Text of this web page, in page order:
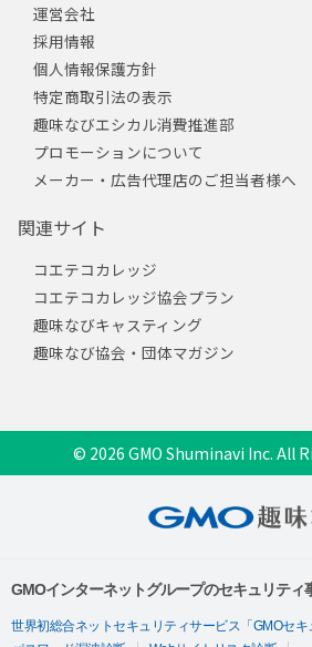
運営会社
採用情報
個人情報保護方針
特定商取引法の表示
趣味なびエシカル消費推進部
プロモーションについて
メーカー・広告代理店のご担当者様へ
関連サイト
コエテコカレッジ
コエテコカレッジ協会プラン
趣味なびキャスティング
趣味なび協会・団体マガジン
© 2026 GMO Shuminavi Inc. All